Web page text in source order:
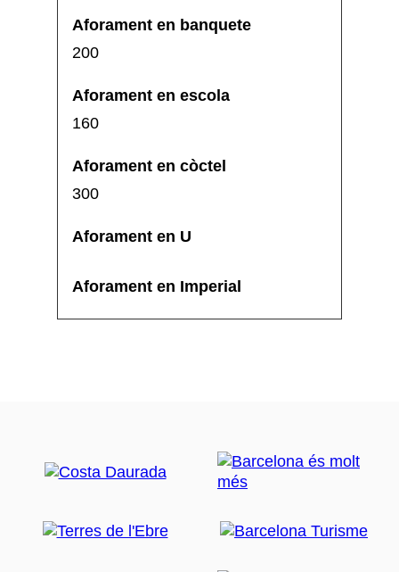
200
160
300